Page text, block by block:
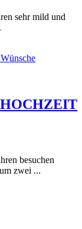
sehr mild und
besuchen
zwei ...